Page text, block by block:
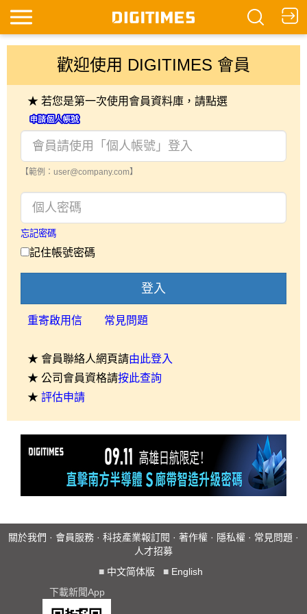
歡迎使用 DIGITIMES 會員
★ 若您是第一次使用會員資料庫，請點選
【範例：user@company.com】
忘記密碼
記住帳號密碼
登入
重寄啟用信 常見問題
★ 會員聯絡人網頁請由此登入
★ 公司會員資格請按此查詢
★ 評估申請
關於我們 · 會員服務 · 科技產業報訂閱 · 著作權 · 隱私權 · 常見問題 ·
人才招募
■ 中文简体版 ■ English
下載新聞App